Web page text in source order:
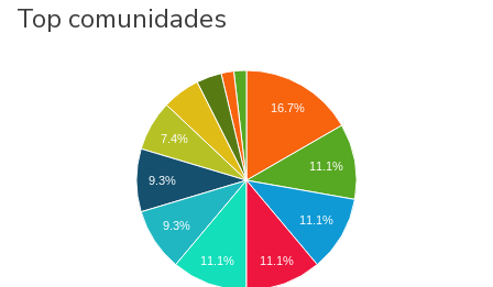
Top comunidades
16.7%
11.1%
11.1%
7.4%
9.3%
9.3%
11.1% 11.1%